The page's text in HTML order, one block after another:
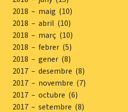
2018 – maig (10)
2018 – abril (10)
2018 – març (10)
2018 – febrer (5)
2018 – gener (8)
2017 – desembre (8)
2017 – novembre (7)
2017 – octubre (6)
2017 – setembre (8)